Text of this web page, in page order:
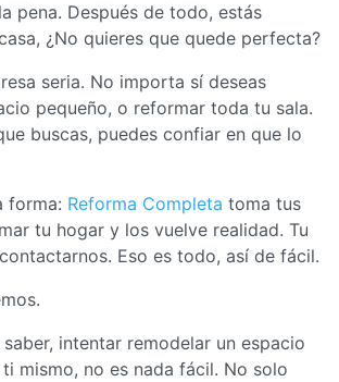
pena. Después de todo, estás
¿No quieres que quede perfecta?
seria. No importa sí deseas
pequeño, o reformar toda tu sala.
buscas, puedes confiar en que lo
forma: Reforma Completa toma tus
tu hogar y los vuelve realidad. Tu
Eso es todo, así de fácil.
intentar remodelar un espacio
mismo, no es nada fácil. No solo